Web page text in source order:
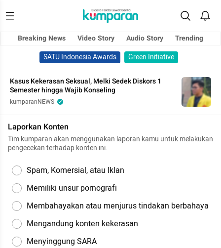
Breaking News Video Story Audio Story
Trending
SATU Indonesia Awards
Green Initiative
Kasus Kekerasan Seksual, Melki Sedek Diskors 1
Semester hingga Wajib Konseling
kumparanNEWS
Laporkan Konten
Tim kumparan akan menggunakan laporan kamu untuk melakukan
pengecekan terhadap konten ini.
Spam, Komersial, atau Iklan
Memiliki unsur pornografi
Membahayakan atau menjurus tindakan berbahaya
Mengandung konten kekerasan
Menyinggung SARA